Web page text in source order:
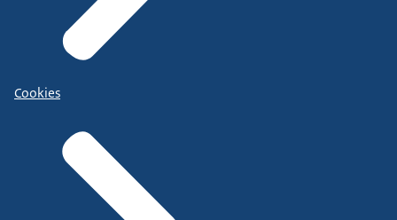
Cookies